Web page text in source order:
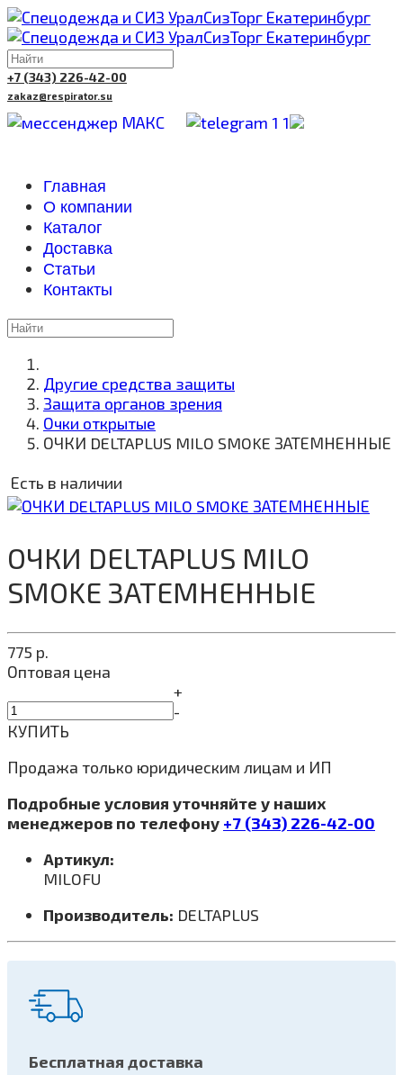
+7 (343) 226-42-00
zakaz@respirator.su
Главная
О компании
Каталог
Доставка
Cтатьи
Контакты
Другие средства защиты
Защита органов зрения
Очки открытые
ОЧКИ DELTAPLUS MILO SMOKE ЗАТЕМНЕННЫЕ
Есть в наличии
ОЧКИ DELTAPLUS MILO
SMOKE ЗАТЕМНЕННЫЕ
775 р.
Оптовая цена
+
-
КУПИТЬ
Продажа только юридическим лицам и ИП
Подробные условия уточняйте у наших
менеджеров по телефону +7 (343) 226-42-00
Артикул:
MILOFU
Производитель: DELTAPLUS
Бесплатная доставка